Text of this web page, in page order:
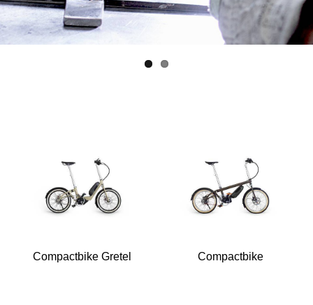
Compactbike Gretel Compactbike